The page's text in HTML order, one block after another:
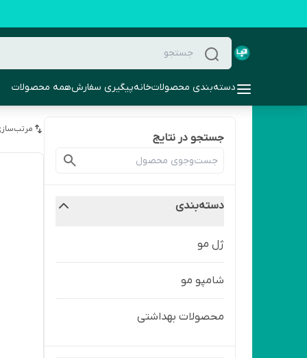
دسته‌بندی محصولاتخانهپیگیری سفارشهمه محصولات
جستجو در نتایج
دسته‌بندی
ژل مو
شامپو مو
محصولات بهداشتی